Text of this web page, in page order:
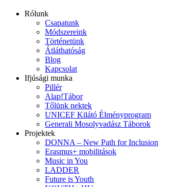
Rólunk
Csapatunk
Módszereink
Történetünk
Átláthatóság
Blog
Kapcsolat
Ifjúsági munka
Pillér
Alap!Tábor
Tőlünk nektek
UNICEF Kilátó Élményprogram
Generali Mosolyvadász Táborok
Projektek
DONNA – New Path for Inclusion
Erasmus+ mobilitások
Music in You
LADDER
Future is Youth